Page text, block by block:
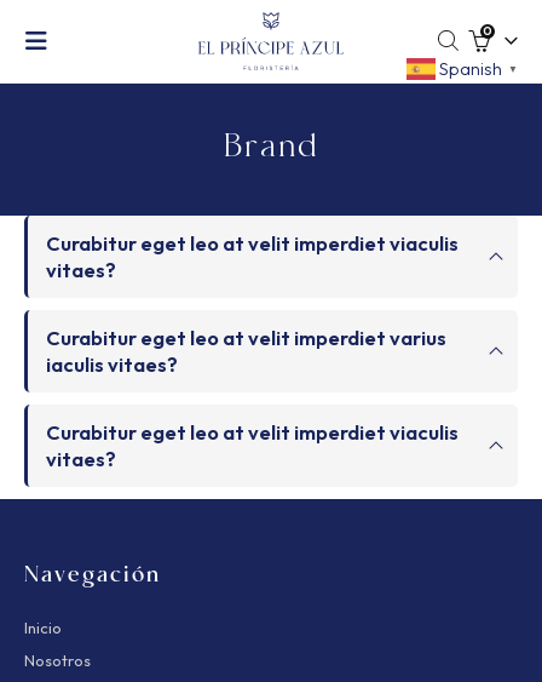
0
Brand
Curabitur eget leo at velit imperdiet viaculis
vitaes?
Curabitur eget leo at velit imperdiet varius
iaculis vitaes?
Curabitur eget leo at velit imperdiet viaculis
vitaes?
Navegación
Inicio
Nosotros
Spanish ▼